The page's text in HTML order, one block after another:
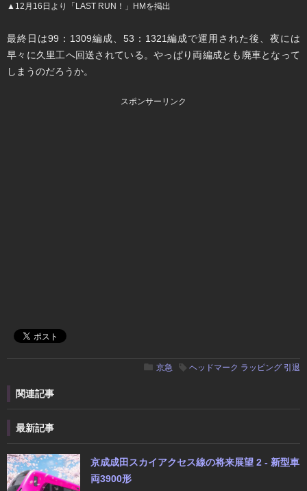
▲12月16日より「LAST RUN！」HMを掲出
最終日は99：1309編成、53：1321編成で運用された後、夜には
早々に久里工へ回送されている。やっぱり両編成とも廃車となって
しまうのだろうか。
スポンサーリンク
京急 ヘッドマーク ラッピング 引退
関連記事
最新記事
京成成田スカイアクセス線の将来展望 2 - 新型車
両3900形